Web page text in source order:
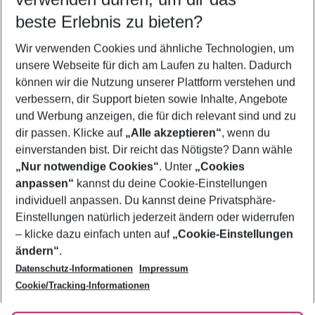
5-8 Nächte
2 Erwachsene Keine Kinder
Mehr Filter anzeigen
Footer
Footer navigation
Über uns
AGB
Bestpreisgarantie
Cookie-Einstellungen ändern
Cookie-Richtlinie
Agenturbetreuung
Barrierefreies Reisen
Folge uns
beste Erlebnis zu bieten?
Wir verwenden Cookies und ähnliche Technologien, um
unsere Webseite für dich am Laufen zu halten. Dadurch
können wir die Nutzung unserer Plattform verstehen und
verbessern, dir Support bieten sowie Inhalte, Angebote
und Werbung anzeigen, die für dich relevant sind und zu
dir passen. Klicke auf „Alle akzeptieren“, wenn du
einverstanden bist. Dir reicht das Nötigste? Dann wähle
„Nur notwendige Cookies“. Unter „Cookies
anpassen“ kannst du deine Cookie-Einstellungen
individuell anpassen. Du kannst deine Privatsphäre-
Einstellungen natürlich jederzeit ändern oder widerrufen
– klicke dazu einfach unten auf „Cookie-Einstellungen
ändern“.
Datenschutz-Informationen
Impressum
Cookie/Tracking-Informationen